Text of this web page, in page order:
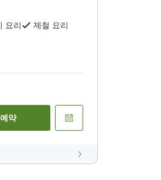
요리
제철 요리
예약